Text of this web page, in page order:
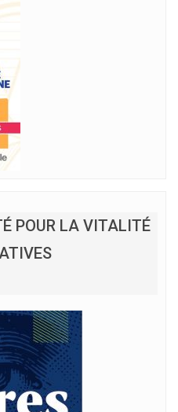
POUR LA VITALITÉ